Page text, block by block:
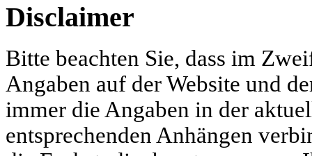
Disclaimer
Bitte beachten Sie, dass im
Angaben auf der Website und
immer die Angaben in der
entsprechenden Anhängen